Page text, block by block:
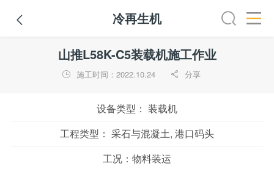
 冷再生机
挖掘机 铣刨机 摊铺机 冷再生机
山推L58K-C5装载机施工作业
 施工时间：2022.10.24  分享
设备类型： 装载机
工程类型： 采石与混凝土, 港口码头
工况： 物料装运